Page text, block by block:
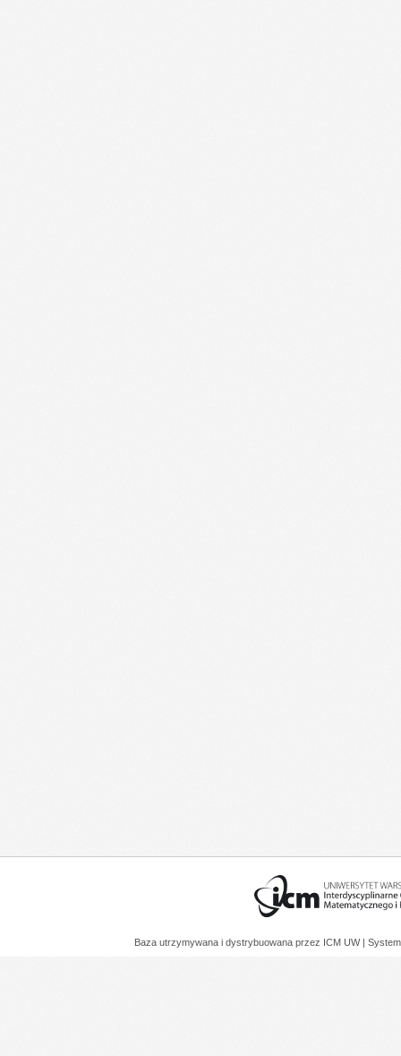
Baza utrzymywana i dystrybuowana przez ICM UW |